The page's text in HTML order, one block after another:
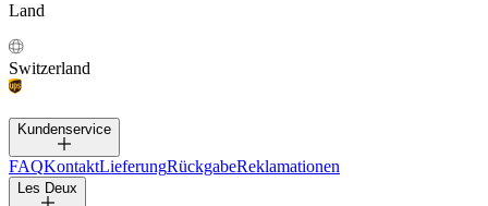
Land
Switzerland
Kundenservice
FAQKontaktLieferungRückgabeReklamationen
Les Deux